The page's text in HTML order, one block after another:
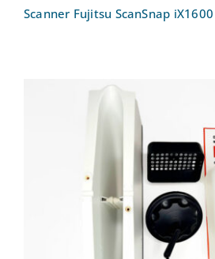
Scanner Fujitsu ScanSnap iX1600
Schallplatten-
DISCO ANTISTAT